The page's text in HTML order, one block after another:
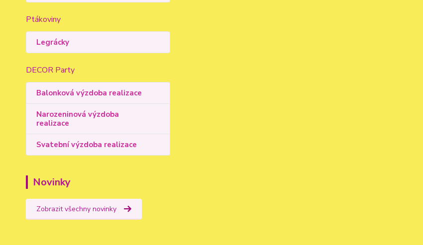
Ptákoviny
Legrácky
DECOR Party
Balonková výzdoba realizace
Narozeninová výzdoba
realizace
Svatební výzdoba realizace
Novinky
Zobrazit všechny novinky